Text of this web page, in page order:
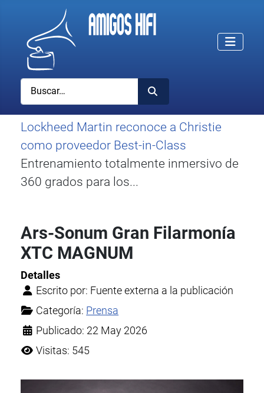
Buscar
Lockheed Martin reconoce a Christie
como proveedor Best-in-Class
Entrenamiento totalmente inmersivo de
360 grados para los...
Ars-Sonum Gran Filarmonía
XTC MAGNUM
Detalles
Escrito por: Fuente externa a la publicación
Categoría: Prensa
Publicado: 22 May 2026
Visitas: 545